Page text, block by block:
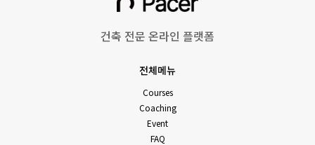
건축 전문 온라인 플랫폼
전체메뉴
Courses
Coaching
Event
FAQ